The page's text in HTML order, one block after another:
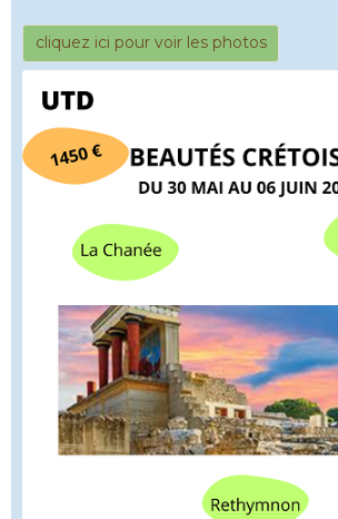
cliquez ici pour voir les photos